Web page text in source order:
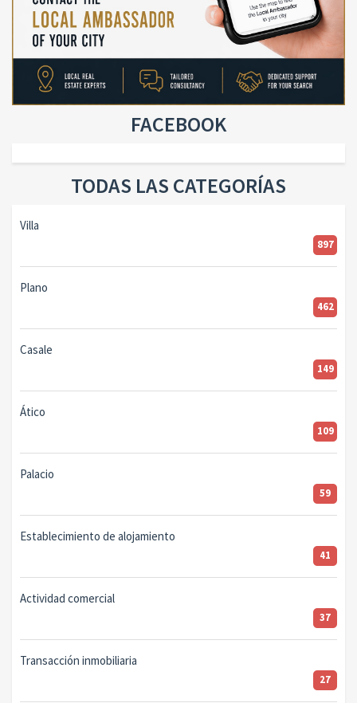
FACEBOOK
TODAS LAS CATEGORÍAS
Villa
897
Plano
462
Casale
149
Ático
109
Palacio
59
Establecimiento de alojamiento
41
Actividad comercial
37
Transacción inmobiliaria
27